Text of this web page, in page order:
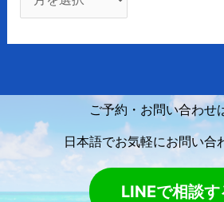
ご予約・お問い合わせ
日本語でお気軽にお問い合
LINEで相談す